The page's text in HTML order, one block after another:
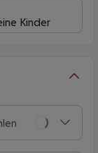
Kinder